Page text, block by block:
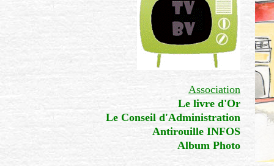
Association
Le livre d'Or
Le Conseil d'Administration
Antirouille INFOS
Album Photo